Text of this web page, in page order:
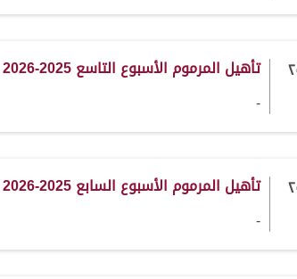
تأهيل المرموم الأسبوع التاسع 2025-2026
-
تأهيل المرموم الأسبوع السابع 2025-2026
-